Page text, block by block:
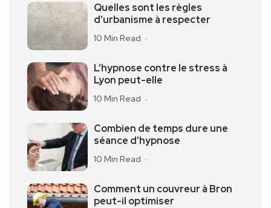
Quelles sont les règles
d’urbanisme à respecter
10 Min Read
L’hypnose contre le stress à
Lyon peut-elle
10 Min Read
Combien de temps dure une
séance d’hypnose
10 Min Read
Comment un couvreur à Bron
peut-il optimiser